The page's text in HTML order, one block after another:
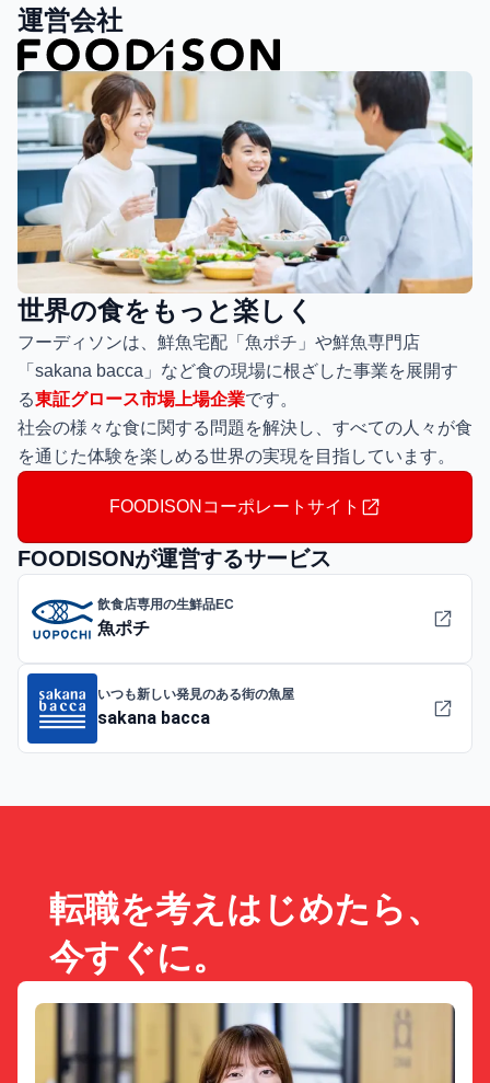
運営会社
世界の食をもっと楽しく
フーディソンは、鮮魚宅配「魚ポチ」や鮮魚専門店
「sakana bacca」など食の現場に根ざした事業を展開す
る東証グロース市場上場企業です。
社会の様々な食に関する問題を解決し、すべての人々が食
を通じた体験を楽しめる世界の実現を目指しています。
FOODISONコーポレートサイト
FOODISONが運営するサービス
飲食店専用の生鮮品EC
魚ポチ
いつも新しい発見のある街の魚屋
sakana bacca
転職を考えはじめたら、
今すぐに。